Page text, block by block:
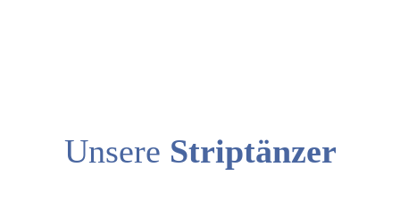
Unsere Striptänzer